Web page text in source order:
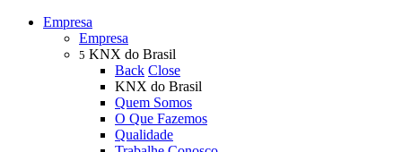
Empresa
Empresa
5 KNX do Brasil
Back Close
KNX do Brasil
Quem Somos
O Que Fazemos
Qualidade